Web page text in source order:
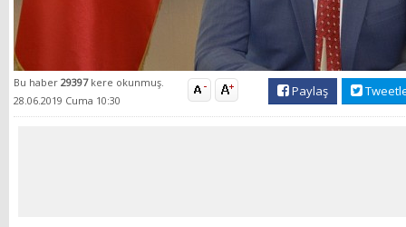
Bu haber 29397 kere okunmuş.
28.06.2019 Cuma 10:30
Paylaş